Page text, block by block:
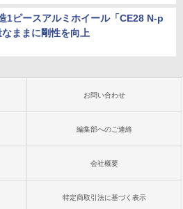
1ピースアルミホイール「CE28 N-p
ままに剛性を向上
お問い合わせ
編集部へのご連絡
会社概要
特定商取引法に基づく表示